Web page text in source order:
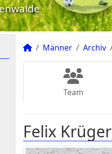
Männer Archiv
Team
Felix Krüger